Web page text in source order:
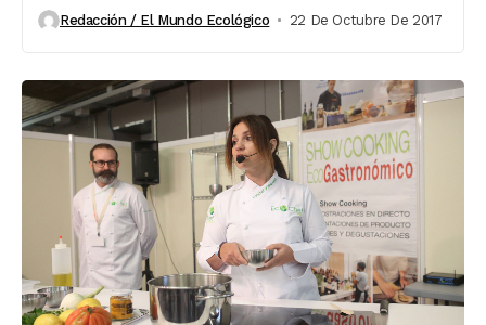
Redacción / El Mundo Ecológico 22 De Octubre De 2017